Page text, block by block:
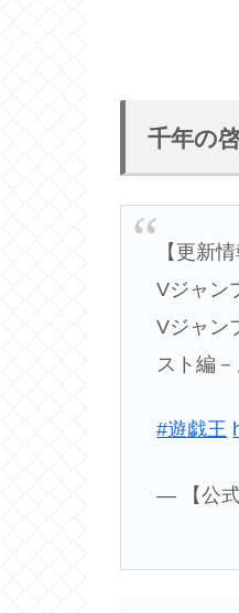
千年の
【更新
Vジャン
Vジャン
スト編
#遊戯王
— 【公